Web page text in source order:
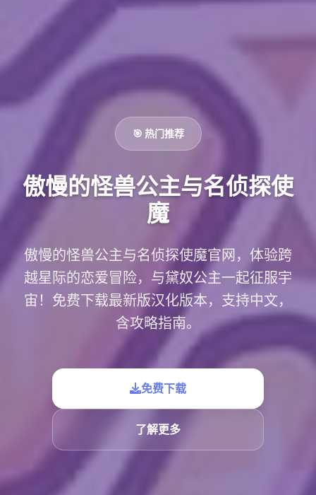
🎯 热门推荐
傲慢的怪兽公主与名侦探使
魔
傲慢的怪兽公主与名侦探使魔官网，体验跨
越星际的恋爱冒险，与黛奴公主一起征服宇
宙！免费下载最新版汉化版本，支持中文，
含攻略指南。
免费下载
了解更多